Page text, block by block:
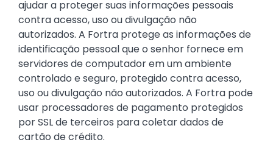
ajudar a proteger suas informações pessoais
contra acesso, uso ou divulgação não
autorizados. A Fortra protege as informações de
identificação pessoal que o senhor fornece em
servidores de computador em um ambiente
controlado e seguro, protegido contra acesso,
uso ou divulgação não autorizados. A Fortra pode
usar processadores de pagamento protegidos
por SSL de terceiros para coletar dados de
cartão de crédito.